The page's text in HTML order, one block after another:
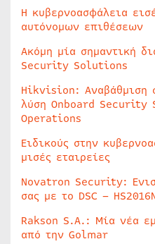
Η κυβερνοασφάλεια
αυτόνομων επιθέσεων
Ακόμη μία σημαντική
Security Solutions
Hikvision: Αναβάθμιση
λύση Onboard
Operations
Ειδικούς στην
μισές εταιρείες
Novatron Security:
σας με το DSC –
Rakson S.A.: Μία νέα
από την Golmar